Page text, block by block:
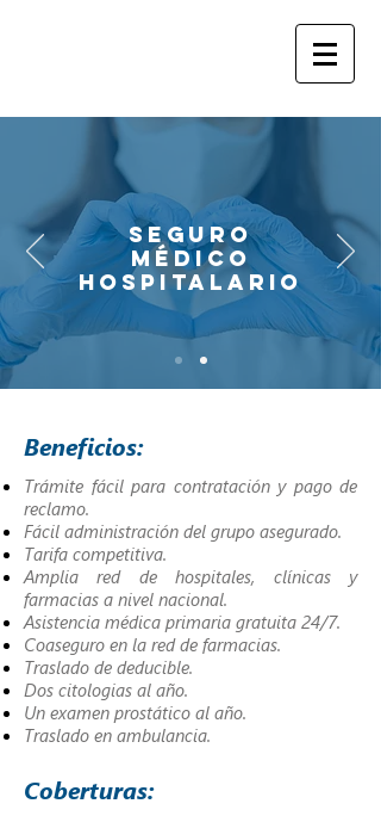
SEGURO
MÉDICO
HOSPITALARIO
Beneficios:
Trámite fácil para contratación y pago de
reclamo.
Fácil administración del grupo asegurado.
Tarifa competitiva.
Amplia red de hospitales, clínicas y
farmacias a nivel nacional.
Asistencia médica primaria gratuita 24/7.
Coaseguro en la red de farmacias.
Traslado de deducible.
Dos citologias al año.
Un examen prostático al año.
Traslado en ambulancia.
Coberturas: